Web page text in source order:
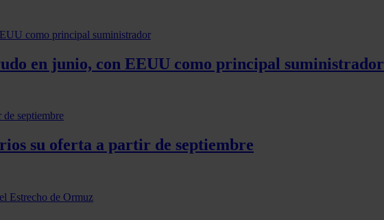
en junio, con EEUU como principal suministrador
su oferta a partir de septiembre